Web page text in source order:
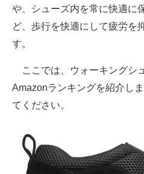
食器・グラス・カトラリー
メディア
注目記事を集めた総合ページ
ITの今と未来を見通す
進化するPCとデバイスの未来
好きが集まる 比べて選べる
や、シューズ内を常に快適に
ど、歩行を快適にして疲労を
す。
ここでは、ウォーキングシ
Amazonランキングを紹介し
てください。